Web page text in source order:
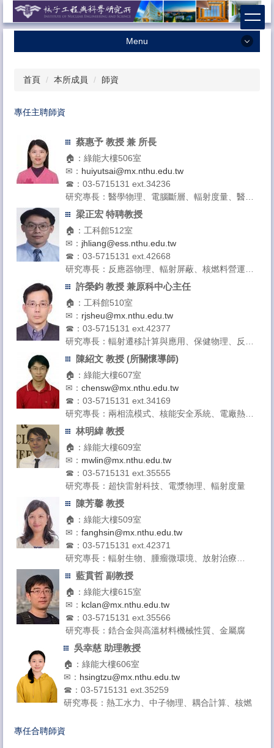
到
Menu
本所簡介
本所成員
招生相關
課程資訊
系友專區
法規辦法
表格下載
相關連結
特色儀器技術服務
聯絡方式
首頁 本所成員 師資
專任主聘師資
蔡惠予 教授 兼 所長
🏠：綠能大樓506室
✉： huiyutsai@mx.nthu.edu.tw
☎：03-5715131 ext.34236
研究專長：醫學物理、電腦斷層、輻射度量、醫療
曝露品質保證
授課領域：放射物理、醫學影像物理學、保健物
理、原子科學導論
梁正宏 特聘教授
🏠：工科館512室
✉： jhliang@ess.nthu.edu.tw
☎：03-5715131 ext.42668
研究專長：反應器物理、輻射屏蔽、核燃料營運、
電腦模擬計算
授課領域：核工原理、離子佈植原理、數值分析、
反應器物理
許榮鈞 教授 兼原科中心主任
🏠：工科館510室
✉： rjsheu@mx.nthu.edu.tw
☎：03-5715131 ext.42377
研究專長：輻射遷移計算與應用、保健物理、反應
器物理、醫學物理
授課領域：蒙地卡羅計算、程式語言、輻射屏蔽、
輻射安全、核工原理
陳紹文 教授 (所關懷導師)
🏠：綠能大樓607室
✉：chensw@mx.nthu.edu.tw
☎：03-5715131 ext.34169
研究專長：兩相流模式、核能安全系統、電廠熱流
與事故分析、能源系統、微流體系統
林明緯 教授
🏠：綠能大樓609室
✉： mwlin@mx.nthu.edu.tw
☎：03-5715131 ext.35555
研究專長：超快雷射科技、電漿物理、輻射度量
授課領域：輻射度量、應用光電子學、工程數學
實驗室：先進光源與輻射應用實驗室
陳芳馨 教授
🏠：綠能大樓509室
✉：fanghsin@mx.nthu.edu.tw
☎：03-5715131 ext.42371
研究專長：輻射生物、腫瘤微環境、放射治療
授課領域：輻射生物學
藍貫哲 副教授
🏠：綠能大樓615室
✉： kclan@mx.nthu.edu.tw
☎：03-5715131 ext.35566
研究專長：鋯合金與高溫材料機械性質、金屬腐
蝕、材料結構與性質分析、表面改質技術、細胞自
動機模擬
授課領域：核能結構材料
實驗室：核子工程與材料研究實驗室
吳幸慈 助理教授
🏠：綠能大樓606室
✉： hsingtzu@mx.nthu.edu.tw
☎：03-5715131 ext.35259
研究專長：熱工水力、中子物理、耦合計算、核燃
受度分析
專任合聘師資